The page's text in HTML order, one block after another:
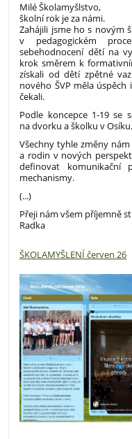
Milé Školamyšlstvo,
školní rok je za námi.
Zahájili jsme ho s novým
v pedagogickém
sebehodnocení dětí na
krok směrem k
získali od dětí zpětné
nového ŠVP měla
čekali.
Podle koncepce 1-19 se
na dvorku a školku v Osíku.
Všechny tyhle změny
a rodin v nových
definovat komunikační
mechanismy.
(...)
Přeji nám všem příjemně
Radka
ŠKOLAMYŠLENÍ červen 26